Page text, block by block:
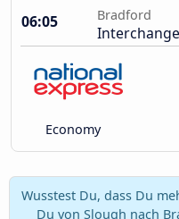
06:05
Bradford
Interchange
Economy
Wusstest Du, dass Du
Du von Slough nach